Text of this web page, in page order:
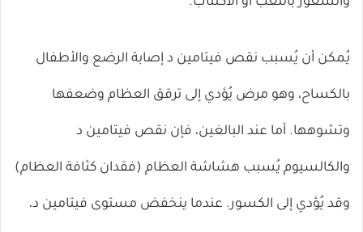
يُمكن أن يُسبب نقص فيتامين د إصابة الرضع والأطفال
بالكساح، وهو مرض يُؤدي إلى ترقق العظام وضعفها
وتشوهها. أما عند البالغين، فإن نقص فيتامين د
والكالسيوم يُسبب هشاشة العظام (فقدان كثافة العظام)
وقد يُؤدي إلى الكسور. عندما ينخفض ​​مستوى فيتامين د،